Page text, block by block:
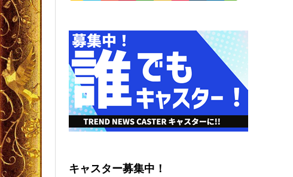
キャスター募集中！